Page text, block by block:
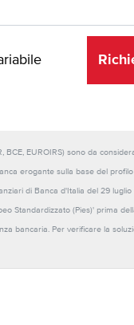
EUROIRS) sono da
erogante sulla base del profilo
di Banca d'Italia del 29
Standardizzato (Pies)' prima
bancaria. Per verificare la